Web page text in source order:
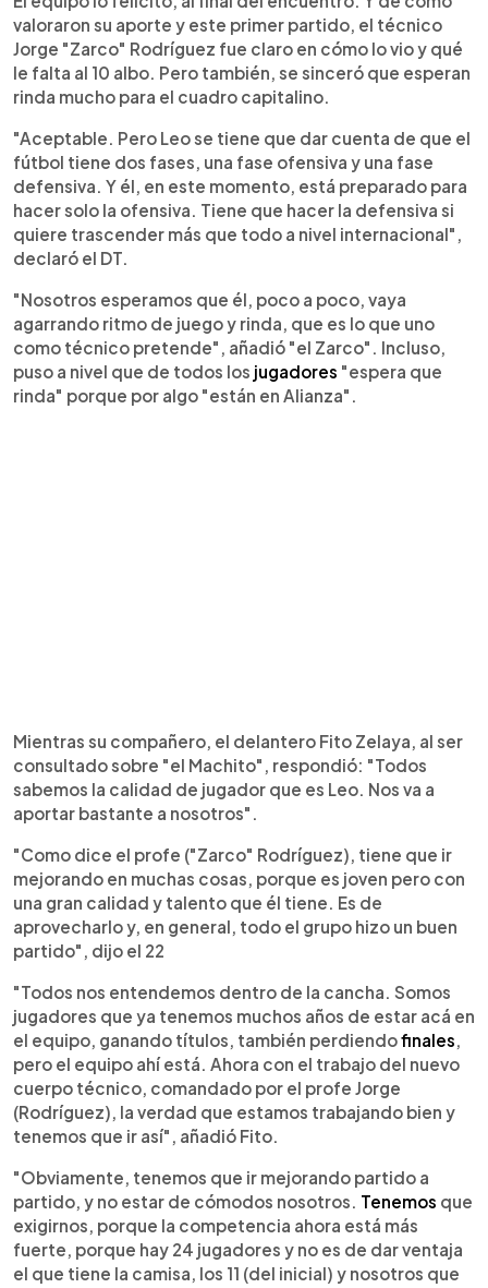
valoraron su aporte y este primer partido, el técnico
Jorge "Zarco" Rodríguez fue claro en cómo lo vio y qué
le falta al 10 albo. Pero también, se sinceró que esperan
rinda mucho para el cuadro capitalino.
"Aceptable. Pero Leo se tiene que dar cuenta de que el
fútbol tiene dos fases, una fase ofensiva y una fase
defensiva. Y él, en este momento, está preparado para
hacer solo la ofensiva. Tiene que hacer la defensiva si
quiere trascender más que todo a nivel internacional",
declaró el DT.
"Nosotros esperamos que él, poco a poco, vaya
agarrando ritmo de juego y rinda, que es lo que uno
como técnico pretende", añadió "el Zarco". Incluso,
puso a nivel que de todos los jugadores "espera que
rinda" porque por algo "están en Alianza".
Mientras su compañero, el delantero Fito Zelaya, al ser
consultado sobre "el Machito", respondió: "Todos
sabemos la calidad de jugador que es Leo. Nos va a
aportar bastante a nosotros".
"Como dice el profe ("Zarco" Rodríguez), tiene que ir
mejorando en muchas cosas, porque es joven pero con
una gran calidad y talento que él tiene. Es de
aprovecharlo y, en general, todo el grupo hizo un buen
partido", dijo el 22
"Todos nos entendemos dentro de la cancha. Somos
jugadores que ya tenemos muchos años de estar acá en
el equipo, ganando títulos, también perdiendofinales
pero el equipo ahí está. Ahora con el trabajo del nuevo
cuerpo técnico, comandado por el profe Jorge
(Rodríguez), la verdad que estamos trabajando bien y
tenemos que ir así", añadió Fito.
"Obviamente, tenemos que ir mejorando partido a
partido, y no estar de cómodos nosotros. Tenemos que
exigirnos, porque la competencia ahora está más
fuerte, porque hay 24 jugadores y no es de dar ventaja
el que tiene la camisa, los 11 (del inicial) y nosotros que